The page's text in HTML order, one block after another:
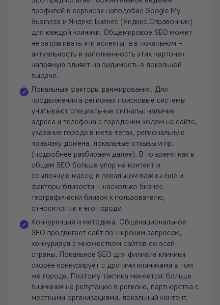
профилей в сервисах наподобие Google My
Business и Яндекс Бизнес (Яндекс.Справочник)
для каждой клиники. Общемировое SEO может
не затрагивать эти аспекты, а в локальном –
актуальность и заполненность этих карточек
напрямую влияет на видимость в локальной
выдаче.
Локальные факторы ранжирования. Для
продвижения в регионах поисковые системы
учитывают специальные сигналы: наличие
адреса и телефона с городским кодом на сайте,
указание города в мета-тегах, региональную
привязку домена, локальные отзывы и пр.
(подробнее разбираем далее). В то время как в
общем SEO больше упор на контент и
ссылочную массу, в локальном важны еще и
факторы близости – насколько бизнес
географически близок к пользователю,
относится ли к его городу.
Конкуренция и методика. Общенациональное
SEO продвигает сайт по широким запросам,
конкурируя с множеством сайтов со всей
страны. Локальное SEO для филиала клиники
скорее конкурирует с другими клиниками в том
же городе. Поэтому тактика меняется: больше
внимания на репутацию в регионе, партнерства с
местными организациями, локальный контент.